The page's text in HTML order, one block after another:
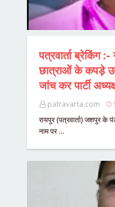
पत्रवार्ता ब्रेकिंग
छात्राओं के कपड़े
जांच कर पार्टी
patravarta.com
रायपुर (पत्रवार्ता) जशपुर के
नाम पर …